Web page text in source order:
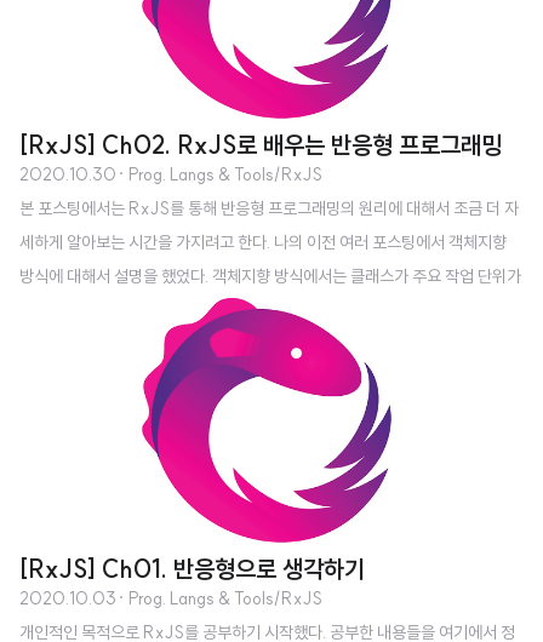
없게 되었다. 우리가 사용자에게 무한히 시스템 리소스를 사용할 수 있게 하지
는 못하고 따라서 이러한 경우 문제가 발생할 수 있다. 이를 해결하기 위해 RxJ
[RxJS] Ch02. RxJS로 배우는 반응형 프로그래밍
2020.10.30 · Prog. Langs & Tools/RxJS
본 포스팅에서는 RxJS를 통해 반응형 프로그래밍의 원리에 대해서 조금 더 자
세하게 알아보는 시간을 가지려고 한다. 나의 이전 여러 포스팅에서 객체지향
방식에 대해서 설명을 했었다. 객체지향 방식에서는 클래스가 주요 작업 단위가
된다. 이러한 클래스를 얻을 때 까지 컴포넌트는 세분화가 되며 클래스의 상태
를 조작하면 어플리케이션의 로직이 개선된다. [C++] OOP 1 [C++] OOP 2
[C++] OOP 3 하지만 반응형 프로그래밍은 조금 다르다. 기본적으로 반응형
프로그래밍에서 기본 작업 단위는 스트림(stream)이다. 반응형 프로그래밍을
하기 위해서는 스트림 관점에서 생각하고 데이터를 유지하는 대신 원하는 상태
에 도달할 때까지 데이터를 흐르게 하고 그 과정에서 변환을 적용하도록 설계해
[RxJS] Ch01. 반응형으로 생각하기
2020.10.03 · Prog. Langs & Tools/RxJS
개인적인 목적으로 RxJS를 공부하기 시작했다. 공부한 내용들을 여기에서 정